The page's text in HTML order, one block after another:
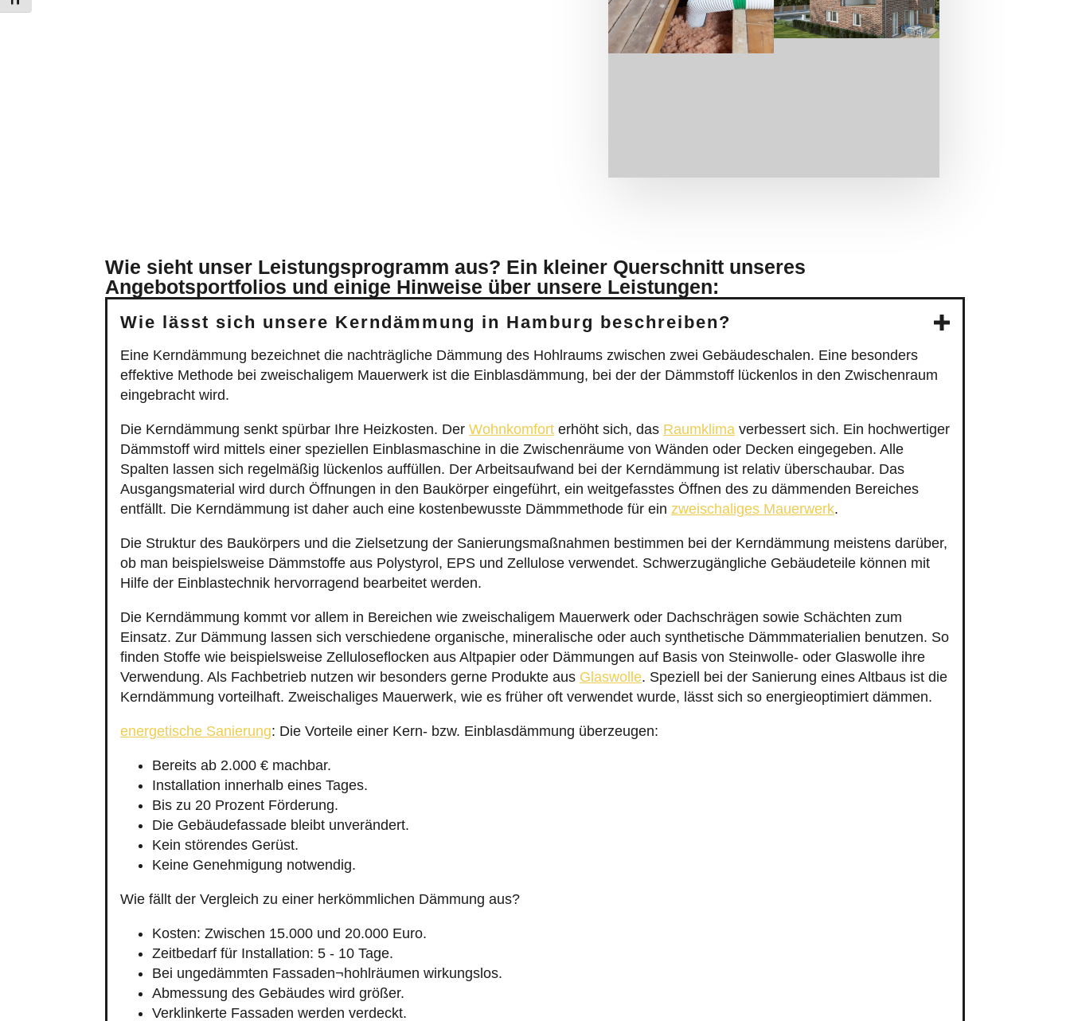
Wie sieht unser Leistungsprogramm aus? Ein kleiner Querschnitt unseres
Angebotsportfolios und einige Hinweise über unsere Leistungen:
Wie lässt sich unsere Kerndämmung in Hamburg beschreiben?
Eine Kerndämmung bezeichnet die nachträgliche Dämmung des Hohlraums zwischen zwei Gebäudeschalen. Eine besonders
effektive Methode bei zweischaligem Mauerwerk ist die Einblasdämmung, bei der der Dämmstoff lückenlos in den Zwischenraum
eingebracht wird.
Die Kerndämmung senkt spürbar Ihre Heizkosten. Der Wohnkomfort erhöht sich, das Raumklima verbessert sich. Ein hochwertiger
Dämmstoff wird mittels einer speziellen Einblasmaschine in die Zwischenräume von Wänden oder Decken eingegeben. Alle
Spalten lassen sich regelmäßig lückenlos auffüllen. Der Arbeitsaufwand bei der Kerndämmung ist relativ überschaubar. Das
Ausgangsmaterial wird durch Öffnungen in den Baukörper eingeführt, ein weitgefasstes Öffnen des zu dämmenden Bereiches
entfällt. Die Kerndämmung ist daher auch eine kostenbewusste Dämmmethode für ein zweischaliges Mauerwerk.
Die Struktur des Baukörpers und die Zielsetzung der Sanierungsmaßnahmen bestimmen bei der Kerndämmung meistens darüber,
ob man beispielsweise Dämmstoffe aus Polystyrol, EPS und Zellulose verwendet. Schwerzugängliche Gebäudeteile können mit
Hilfe der Einblastechnik hervorragend bearbeitet werden.
Die Kerndämmung kommt vor allem in Bereichen wie zweischaligem Mauerwerk oder Dachschrägen sowie Schächten zum
Einsatz. Zur Dämmung lassen sich verschiedene organische, mineralische oder auch synthetische Dämmmaterialien benutzen. So
finden Stoffe wie beispielsweise Zelluloseflocken aus Altpapier oder Dämmungen auf Basis von Steinwolle- oder Glaswolle ihre
Verwendung. Als Fachbetrieb nutzen wir besonders gerne Produkte aus Glaswolle. Speziell bei der Sanierung eines Altbaus ist die
Kerndämmung vorteilhaft. Zweischaliges Mauerwerk, wie es früher oft verwendet wurde, lässt sich so energieoptimiert dämmen.
energetische Sanierung: Die Vorteile einer Kern- bzw. Einblasdämmung überzeugen:
Bereits ab 2.000 € machbar.
Installation innerhalb eines Tages.
Bis zu 20 Prozent Förderung.
Die Gebäudefassade bleibt unverändert.
Kein störendes Gerüst.
Keine Genehmigung notwendig.
Wie fällt der Vergleich zu einer herkömmlichen Dämmung aus?
Kosten: Zwischen 15.000 und 20.000 Euro.
Zeitbedarf für Installation: 5 - 10 Tage.
Bei ungedämmten Fassaden¬hohlräumen wirkungslos.
Abmessung des Gebäudes wird größer.
Verklinkerte Fassaden werden verdeckt.